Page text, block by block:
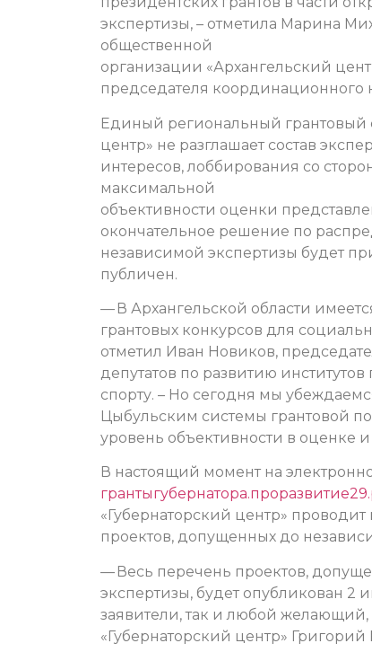
экспертизы, – отметила Марина
общественной
организации «Архангельский
председателя координационного
Единый региональный грантовый
центр» не разглашает состав
интересов, лоббирования со
максимальной
объективности оценки
окончательное решение по
независимой экспертизы будет
публичен.
— В Архангельской области
грантовых конкурсов для
отметил Иван Новиков,
депутатов по развитию
спорту. – Но сегодня мы
Цыбульским системы грантовой
уровень объективности в оценке
В настоящий момент на
«Губернаторский центр»
проектов, допущенных до
— Весь перечень проектов,
экспертизы, будет опубликован 2
заявители, так и любой
«Губернаторский центр» Григорий